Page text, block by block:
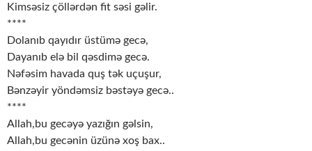
Kimsəsiz çöllərdən fit səsi gəlir.
****
Dolanıb qayıdır üstümə gecə,
Dayanıb elə bil qəsdimə gecə.
Nəfəsim havada quş tək uçuşur,
Bənzəyir yöndəmsiz bəstəyə gecə..
****
Allah,bu gecəyə yazığın gəlsin,
Allah,bu gecənin üzünə xoş bax..